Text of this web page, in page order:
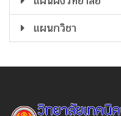
แผนกวิชา